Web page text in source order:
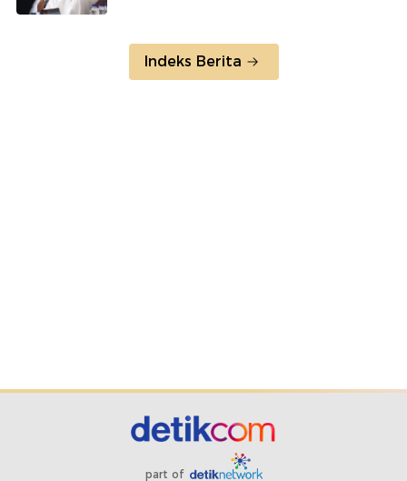
Indeks Berita
part of